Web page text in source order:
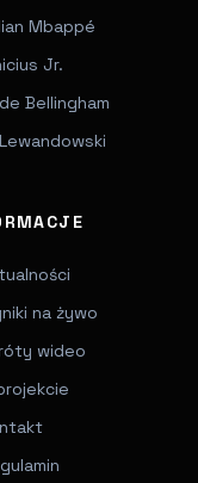
Mbappé
Jr.
Bellingham
na żywo
wideo